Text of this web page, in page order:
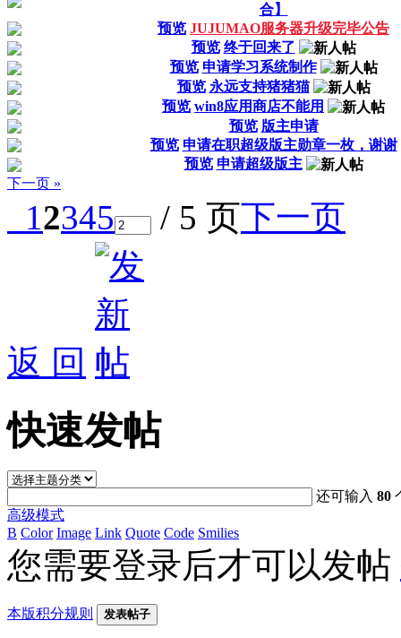
合】
预览 JUJUMAO服务器升级完毕公告
预览 终于回来了
预览 申请学习系统制作
预览 永远支持猪猪猫
预览 win8应用商店不能用
预览 版主申请
预览 申请在职超级版主勋章一枚，谢谢
预览 申请超级版主
下一页 »
12345 / 5 页下一页
返 回
快速发帖
还可输入80
高级模式
B Color Image Link Quote Code Smilies
您需要登录后才可以发帖
本版积分规则 发表帖子